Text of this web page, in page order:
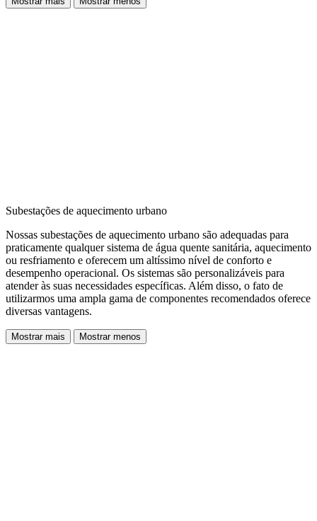
Subestações de aquecimento urbano
Nossas subestações de aquecimento urbano são adequadas para
praticamente qualquer sistema de água quente sanitária, aquecimento
ou resfriamento e oferecem um altíssimo nível de conforto e
desempenho operacional. Os sistemas são personalizáveis para
atender às suas necessidades específicas. Além disso, o fato de
utilizarmos uma ampla gama de componentes recomendados oferece
diversas vantagens.
Mostrar mais Mostrar menos